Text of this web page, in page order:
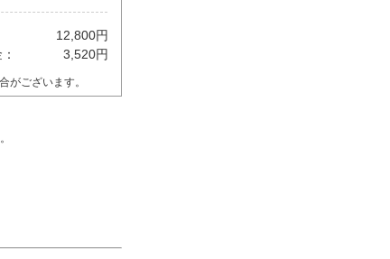
12,800円
3,520円
がございます。